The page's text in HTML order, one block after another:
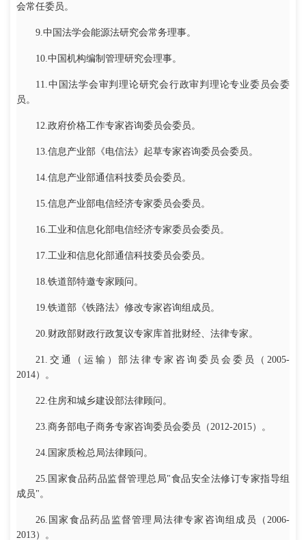
会常任委员。
9.中国法学会能源法研究会常务理事。
10.中国机构编制管理研究会理事。
11.中国法学会审判理论研究会行政审判理论专业委员会委
员。
12.政府价格工作专家咨询委员会委员。
13.信息产业部《电信法》起草专家咨询委员会委员。
14.信息产业部通信科技委员会委员。
15.信息产业部电信经济专家委员会委员。
16.工业和信息化部电信经济专家委员会委员。
17.工业和信息化部通信科技委员会委员。
18.铁道部特邀专家顾问。
19.铁道部《铁路法》修改专家咨询组成员。
20.财政部财政行政复议专家库首批财经、法律专家。
21.交通（运输）部法律专家咨询委员会委员（2005-
2014）。
22.住房和城乡建设部法律顾问。
23.商务部电子商务专家咨询委员会委员（2012-2015）。
24.国家质检总局法律顾问。
25.国家食品药品监督管理总局"食品安全法修订专家指导组
成员"。
26.国家食品药品监督管理局法律专家咨询组成员（2006-
2013）。